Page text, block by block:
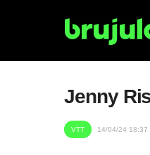
Jenny
VTT 14/04/24 18:37